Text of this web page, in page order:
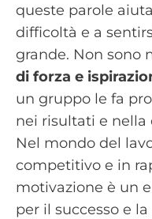
queste parole
difficoltà e a
grande. Non sono
di forza e
un gruppo le fa
nei risultati e nella
Nel mondo del
competitivo e in
motivazione è un
per il successo e